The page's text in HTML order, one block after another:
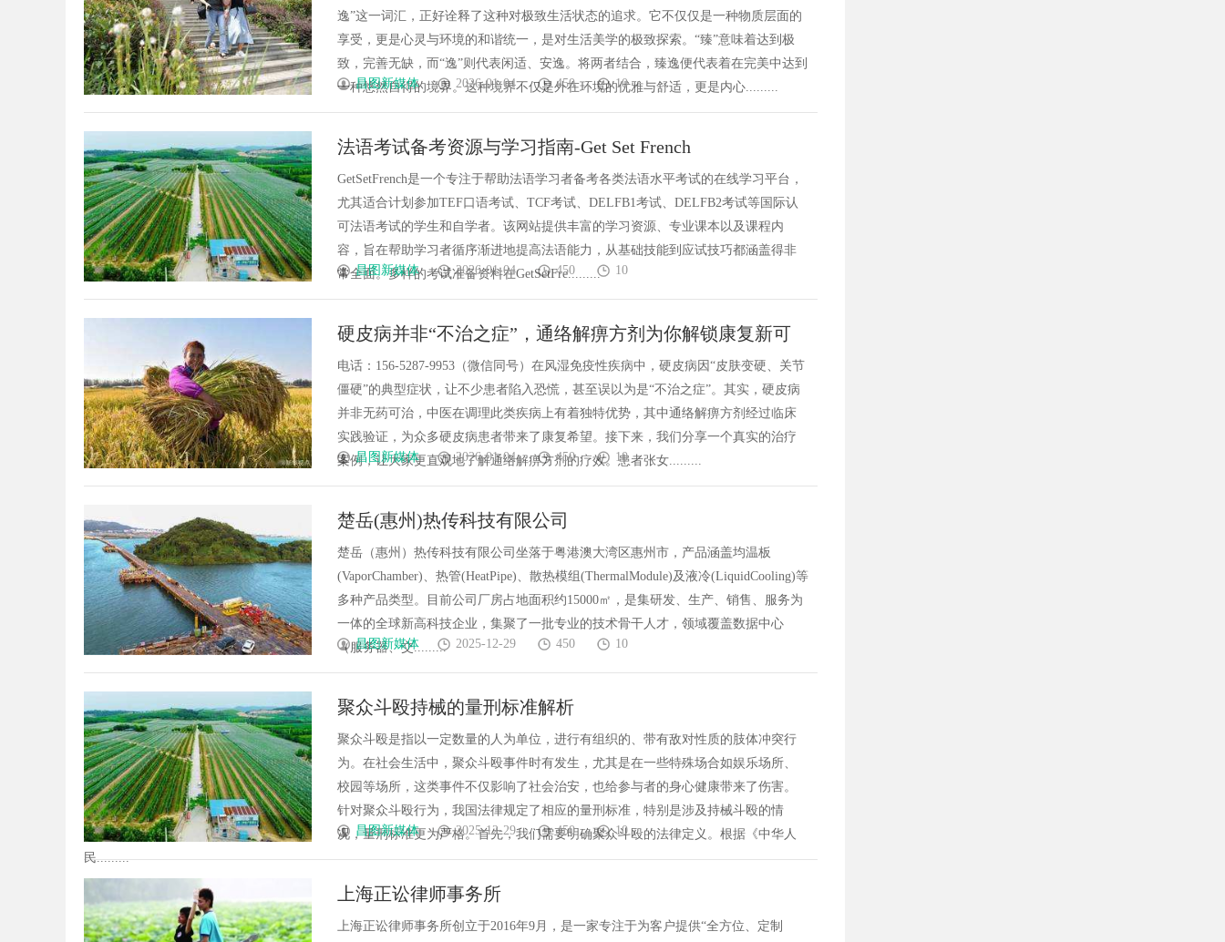
逸”这一词汇，正好诠释了这种对极致生活状态的追求。它不仅仅是一种物质层面的
享受，更是心灵与环境的和谐统一，是对生活美学的极致探索。“臻”意味着达到极
致，完善无缺，而“逸”则代表闲适、安逸。将两者结合，臻逸便代表着在完美中达到
一种悠然自得的境界。这种境界不仅是外在环境的优雅与舒适，更是内心.........
昌图新媒体 2026-01-04 450 10
法语考试备考资源与学习指南-Get Set French
GetSetFrench是一个专注于帮助法语学习者备考各类法语水平考试的在线学习平台，
尤其适合计划参加TEF口语考试、TCF考试、DELFB1考试、DELFB2考试等国际认
可法语考试的学生和自学者。该网站提供丰富的学习资源、专业课本以及课程内
容，旨在帮助学习者循序渐进地提高法语能力，从基础技能到应试技巧都涵盖得非
常全面。多样的考试准备资料在GetSetFre.........
昌图新媒体 2026-01-04 450 10
硬皮病并非“不治之症”，通络解痹方剂为你解锁康复新可
能！
电话：156-5287-9953（微信同号）在风湿免疫性疾病中，硬皮病因“皮肤变硬、关节
僵硬”的典型症状，让不少患者陷入恐慌，甚至误以为是“不治之症”。其实，硬皮病
并非无药可治，中医在调理此类疾病上有着独特优势，其中通络解痹方剂经过临床
实践验证，为众多硬皮病患者带来了康复希望。接下来，我们分享一个真实的治疗
案例，让大家更直观地了解通络解痹方剂的疗效。患者张女.........
昌图新媒体 2026-01-04 450 10
楚岳(惠州)热传科技有限公司
楚岳（惠州）热传科技有限公司坐落于粤港澳大湾区惠州市，产品涵盖均温板
(VaporChamber)、热管(HeatPipe)、散热模组(ThermalModule)及液冷(LiquidCooling)等
多种产品类型。目前公司厂房占地面积约15000㎡，是集研发、生产、销售、服务为
一体的全球新高科技企业，集聚了一批专业的技术骨干人才，领域覆盖数据中心
（服务器、交.........
昌图新媒体 2025-12-29 450 10
聚众斗殴持械的量刑标准解析
聚众斗殴是指以一定数量的人为单位，进行有组织的、带有敌对性质的肢体冲突行
为。在社会生活中，聚众斗殴事件时有发生，尤其是在一些特殊场合如娱乐场所、
校园等场所，这类事件不仅影响了社会治安，也给参与者的身心健康带来了伤害。
针对聚众斗殴行为，我国法律规定了相应的量刑标准，特别是涉及持械斗殴的情
况，量刑标准更为严格。首先，我们需要明确聚众斗殴的法律定义。根据《中华人
民.........
昌图新媒体 2025-12-29 450 10
上海正讼律师事务所
上海正讼律师事务所创立于2016年9月，是一家专注于为客户提供“全方位、定制